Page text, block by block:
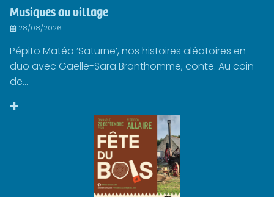
Musiques au village
28/08/2026
Pépito Matéo ‘Saturne’, nos histoires aléatoires en
duo avec Gaëlle-Sara Branthomme, conte. Au coin
de...
+